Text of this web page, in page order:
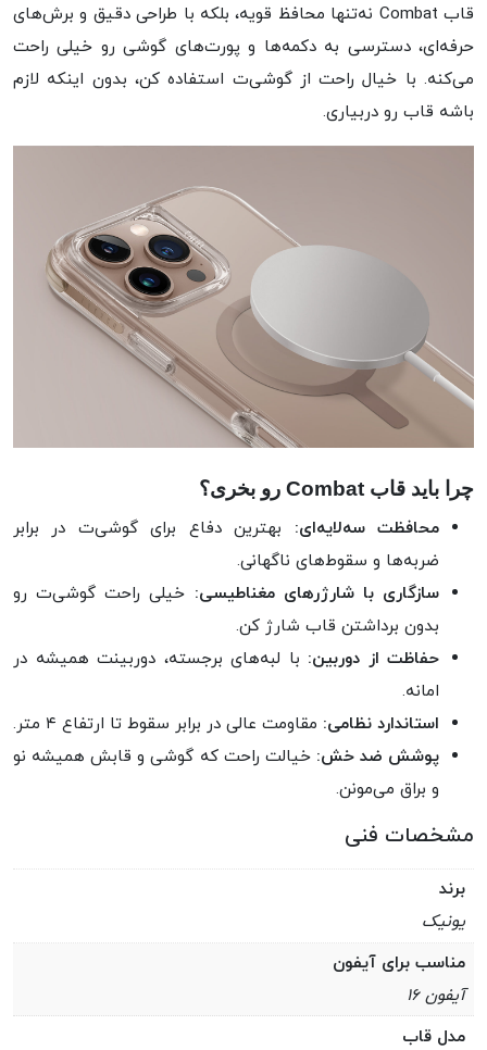
قاب Combat نه‌تنها محافظ قویه، بلکه با طراحی دقیق و برش‌های
حرفه‌ای، دسترسی به دکمه‌ها و پورت‌های گوشی رو خیلی راحت
می‌کنه. با خیال راحت از گوشی‌ت استفاده کن، بدون اینکه لازم
باشه قاب رو دربیاری.
چرا باید قاب Combat رو بخری؟
محافظت سه‌لایه‌ای: بهترین دفاع برای گوشی‌ت در برابر
ضربه‌ها و سقوط‌های ناگهانی.
سازگاری با شارژرهای مغناطیسی: خیلی راحت گوشی‌ت رو
بدون برداشتن قاب شارژ کن.
حفاظت از دوربین: با لبه‌های برجسته، دوربینت همیشه در
امانه.
استاندارد نظامی: مقاومت عالی در برابر سقوط تا ارتفاع ۴ متر.
پوشش ضد خش: خیالت راحت که گوشی و قابش همیشه نو
و براق می‌مونن.
مشخصات فنی
برند
یونیک
مناسب برای آیفون
آیفون ۱۶
مدل قاب